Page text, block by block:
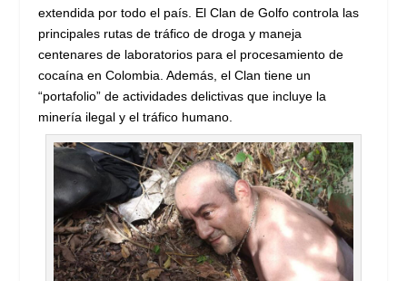
extendida por todo el país. El Clan de Golfo controla las
principales rutas de tráfico de droga y maneja
centenares de laboratorios para el procesamiento de
cocaína en Colombia. Además, el Clan tiene un
“portafolio” de actividades delictivas que incluye la
minería ilegal y el tráfico humano.